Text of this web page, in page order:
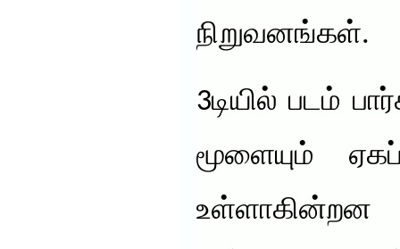
நிறுவனங்கள்.
3டியில் படம்
மூளையும்